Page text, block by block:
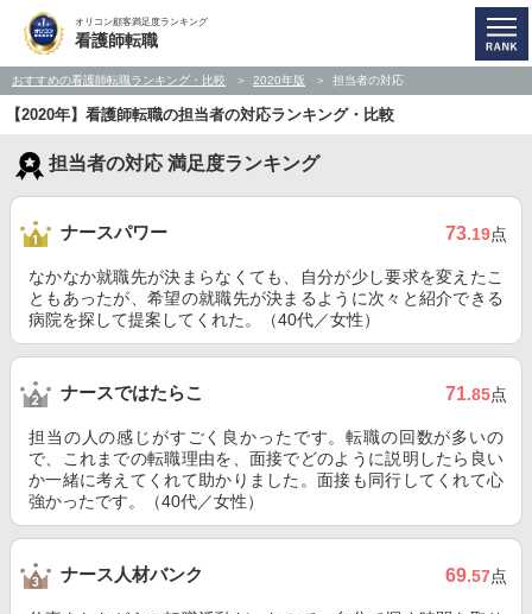
オリコン顧客満足度ランキング
看護師転職
おすすめの看護師転職ランキング・比較 2020年版 担当者の対応
【2020年】看護師転職の担当者の対応ランキング・比較
担当者の対応 満足度ランキング
ナースパワー 73.19点
なかなか就職先が決まらなくても、自分が少し要求を変えたこ
ともあったが、希望の就職先が決まるように次々と紹介できる
病院を探して提案してくれた。（40代／女性）
ナースではたらこ 71.85点
担当の人の感じがすごく良かったです。転職の回数が多いの
で、これまでの転職理由を、面接でどのように説明したら良い
か一緒に考えてくれて助かりました。面接も同行してくれて心
強かったです。（40代／女性）
ナース人材バンク 69.57点